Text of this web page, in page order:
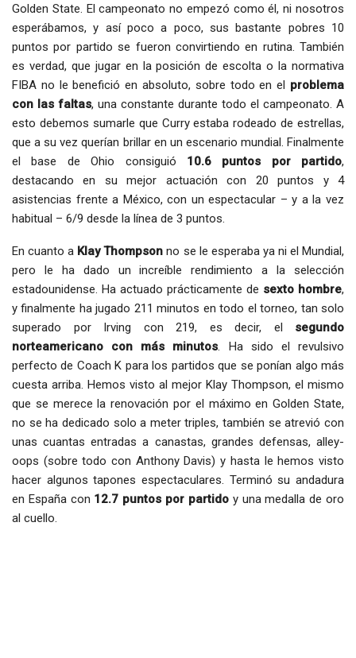
Golden State. El campeonato no empezó como él, ni nosotros
esperábamos, y así poco a poco, sus bastante pobres 10
puntos por partido se fueron convirtiendo en rutina. También
es verdad, que jugar en la posición de escolta o la normativa
FIBA no le benefició en absoluto, sobre todo en el problema
con las faltas, una constante durante todo el campeonato. A
esto debemos sumarle que Curry estaba rodeado de estrellas,
que a su vez querían brillar en un escenario mundial. Finalmente
el base de Ohio consiguió 10.6 puntos por partido,
destacando en su mejor actuación con 20 puntos y 4
asistencias frente a México, con un espectacular – y a la vez
habitual – 6/9 desde la línea de 3 puntos.
En cuanto a Klay Thompson no se le esperaba ya ni el Mundial,
pero le ha dado un increíble rendimiento a la selección
estadounidense. Ha actuado prácticamente de sexto hombre,
y finalmente ha jugado 211 minutos en todo el torneo, tan solo
superado por Irving con 219, es decir, el segundo
norteamericano con más minutos. Ha sido el revulsivo
perfecto de Coach K para los partidos que se ponían algo más
cuesta arriba. Hemos visto al mejor Klay Thompson, el mismo
que se merece la renovación por el máximo en Golden State,
no se ha dedicado solo a meter triples, también se atrevió con
unas cuantas entradas a canastas, grandes defensas, alley-
oops (sobre todo con Anthony Davis) y hasta le hemos visto
hacer algunos tapones espectaculares. Terminó su andadura
en España con 12.7 puntos por partidoy una medalla de oro
al cuello.